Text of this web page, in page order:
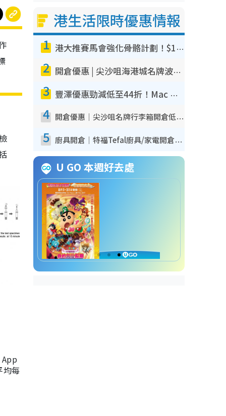
均每
港生活限時優惠情報
1 港大推賽馬會強化骨骼計劃！$100骨質密度X光檢查 完成免費運動訓練送超市禮券！附參加資格
2 開倉優惠 | 尖沙咀海港城名牌波鞋開倉低至1折！On鞋$899起／Joy&Peace鞋履$98起
3 豐澤優惠勁減低至44折！Mac mini/iPhone17Pro大減價！廚房家電$220起
4 開倉優惠｜尖沙咀名牌行李箱開倉低至4折！一連5日 American Tourister/ace./Hallmark $200起！
5 廚具開倉｜特福Tefal廚具/家電開倉低至3折！$220起買平底鍋/炒鑊/湯煲！電飯煲/吸塵機/燙斗$418起
U GO 本週好去處